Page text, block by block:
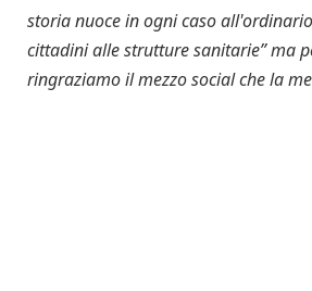
storia nuoce in ogni caso
cittadini alle strutture sanitarie” ma
ringraziamo il mezzo social che la